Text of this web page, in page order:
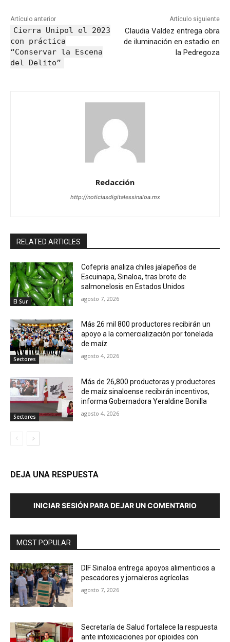
Artículo anterior
Cierra Unipol el 2023
con práctica
“Conservar la Escena
del Delito”
Artículo siguiente
Claudia Valdez entrega obra
de iluminación en estadio en
la Pedregoza
Redacción
http://noticiasdigitalessinaloa.mx
RELATED ARTICLES
El Sur
Cofepris analiza chiles jalapeños de
Escuinapa, Sinaloa, tras brote de
salmonelosis en Estados Unidos
agosto 7, 2026
Sectores
Más 26 mil 800 productores recibirán un
apoyo a la comercialización por tonelada
de maíz
agosto 4, 2026
Sectores
Más de 26,800 productoras y productores
de maíz sinaloense recibirán incentivos,
informa Gobernadora Yeraldine Bonilla
agosto 4, 2026
DEJA UNA RESPUESTA
INICIAR SESIÓN PARA DEJAR UN COMENTARIO
MOST POPULAR
DIF Sinaloa entrega apoyos alimenticios a
pescadores y jornaleros agrícolas
agosto 7, 2026
Secretaría de Salud fortalece la respuesta
ante intoxicaciones por opioides con